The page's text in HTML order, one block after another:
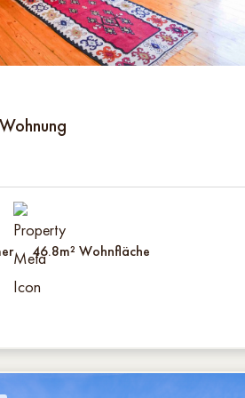
46.8m² Wohnfläche